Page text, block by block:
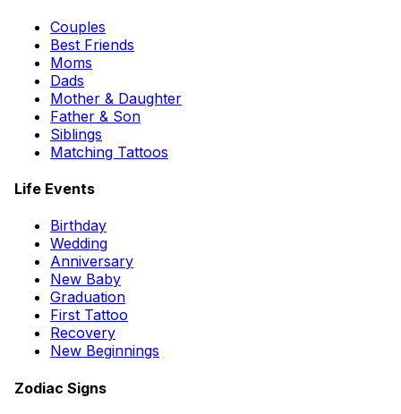
Couples
Best Friends
Moms
Dads
Mother & Daughter
Father & Son
Siblings
Matching Tattoos
Life Events
Birthday
Wedding
Anniversary
New Baby
Graduation
First Tattoo
Recovery
New Beginnings
Zodiac Signs